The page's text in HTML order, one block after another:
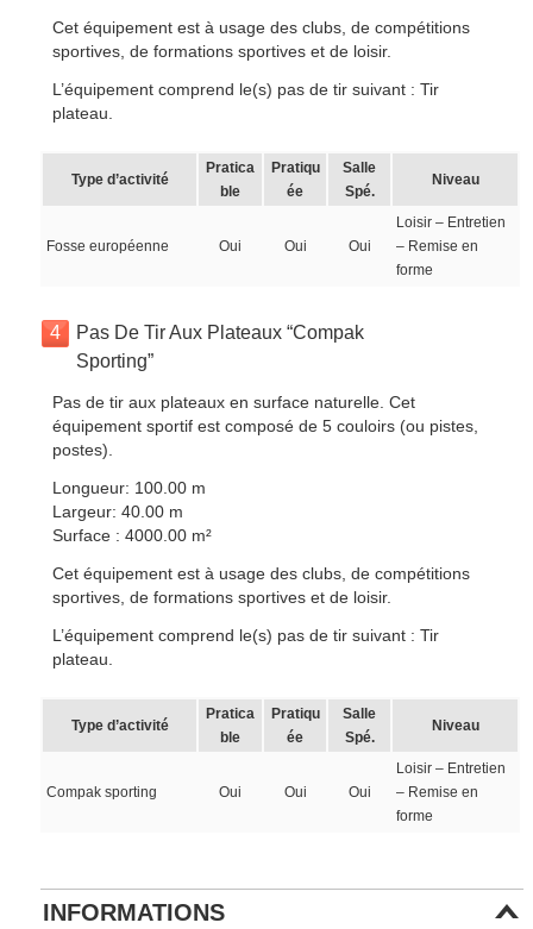
Cet équipement est à usage des clubs, de compétitions
sportives, de formations sportives et de loisir.
L’équipement comprend le(s) pas de tir suivant : Tir
plateau.
Type d’activité
Pratica
ble
Pratiqu
ée
Salle
Spé.
Niveau
Fosse européenne Oui Oui Oui
Loisir – Entretien
– Remise en
forme
4
Pas De Tir Aux Plateaux “Compak
Sporting”
Pas de tir aux plateaux en surface naturelle. Cet
équipement sportif est composé de 5 couloirs (ou pistes,
postes).
Longueur: 100.00 m
Largeur: 40.00 m
Surface : 4000.00 m²
Cet équipement est à usage des clubs, de compétitions
sportives, de formations sportives et de loisir.
L’équipement comprend le(s) pas de tir suivant : Tir
plateau.
Type d’activité
Pratica
ble
Pratiqu
ée
Salle
Spé.
Niveau
Compak sporting Oui Oui Oui
Loisir – Entretien
– Remise en
forme
INFORMATIONS